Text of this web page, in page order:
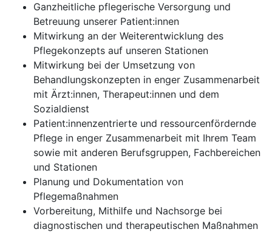
Ganzheitliche pflegerische Versorgung und
Betreuung unserer Patient:innen
Mitwirkung an der Weiterentwicklung des
Pflegekonzepts auf unseren Stationen
Mitwirkung bei der Umsetzung von
Behandlungskonzepten in enger Zusammenarbeit
mit Ärzt:innen, Therapeut:innen und dem
Sozialdienst
Patient:innenzentrierte und ressourcenfördernde
Pflege in enger Zusammenarbeit mit Ihrem Team
sowie mit anderen Berufsgruppen, Fachbereichen
und Stationen
Planung und Dokumentation von
Pflegemaßnahmen
Vorbereitung, Mithilfe und Nachsorge bei
diagnostischen und therapeutischen Maßnahmen